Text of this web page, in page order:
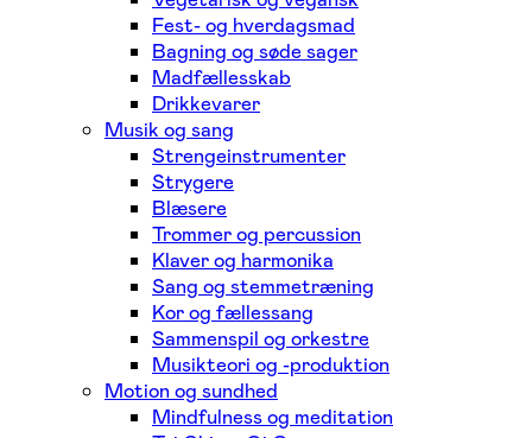
Fest- og hverdagsmad
Bagning og søde sager
Madfællesskab
Drikkevarer
Musik og sang
Strengeinstrumenter
Strygere
Blæsere
Trommer og percussion
Klaver og harmonika
Sang og stemmetræning
Kor og fællessang
Sammenspil og orkestre
Musikteori og -produktion
Motion og sundhed
Mindfulness og meditation